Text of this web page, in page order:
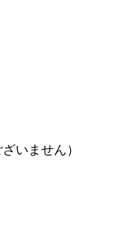
いません）